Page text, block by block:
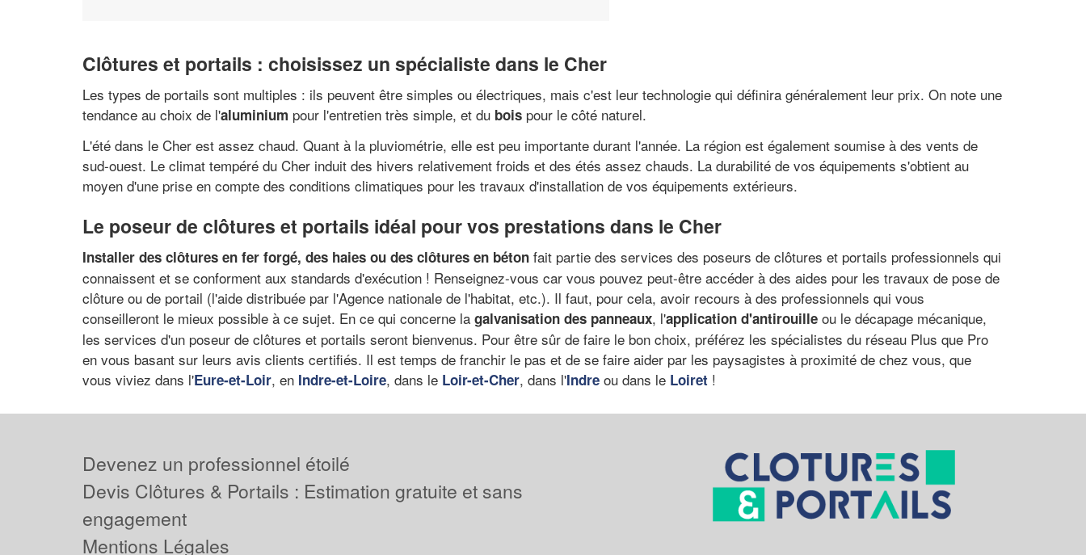
Clôtures et portails : choisissez un spécialiste dans le Cher
Les types de portails sont multiples : ils peuvent être simples ou électriques, mais c'est leur technologie qui définira généralement leur prix. On note une
tendance au choix de l'aluminium pour l'entretien très simple, et du bois pour le côté naturel.
L'été dans le Cher est assez chaud. Quant à la pluviométrie, elle est peu importante durant l'année. La région est également soumise à des vents de
sud-ouest. Le climat tempéré du Cher induit des hivers relativement froids et des étés assez chauds. La durabilité de vos équipements s'obtient au
moyen d'une prise en compte des conditions climatiques pour les travaux d'installation de vos équipements extérieurs.
Le poseur de clôtures et portails idéal pour vos prestations dans le Cher
Installer des clôtures en fer forgé, des haies ou des clôtures en béton fait partie des services des poseurs de clôtures et portails professionnels qui
connaissent et se conforment aux standards d'exécution ! Renseignez-vous car vous pouvez peut-être accéder à des aides pour les travaux de pose de
clôture ou de portail (l'aide distribuée par l'Agence nationale de l'habitat, etc.). Il faut, pour cela, avoir recours à des professionnels qui vous
conseilleront le mieux possible à ce sujet. En ce qui concerne la galvanisation des panneaux, l'application d'antirouille ou le décapage mécanique,
les services d'un poseur de clôtures et portails seront bienvenus. Pour être sûr de faire le bon choix, préférez les spécialistes du réseau Plus que Pro
en vous basant sur leurs avis clients certifiés. Il est temps de franchir le pas et de se faire aider par les paysagistes à proximité de chez vous, que
vous viviez dans l'Eure-et-Loir, en Indre-et-Loire, dans le Loir-et-Cher, dans l'Indre ou dans le Loiret !
Devenez un professionnel étoilé
Devis Clôtures & Portails : Estimation gratuite et sans
engagement
Mentions Légales